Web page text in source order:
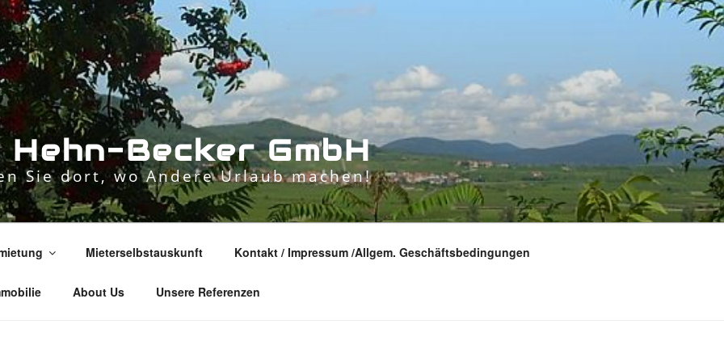
Hehn-Becker GmbH
Sie dort, wo Andere Urlaub machen!
Mieterselbstauskunft Kontakt / Impressum /Allgem. Geschäftsbedingungen
About Us Unsere Referenzen